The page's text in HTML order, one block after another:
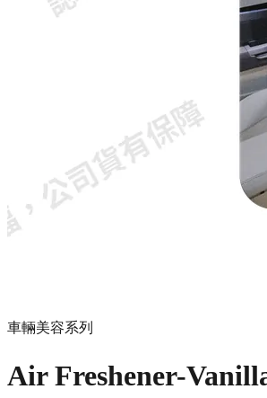
車輛美容系列
Air Freshener-